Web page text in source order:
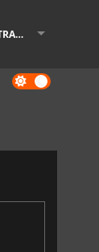
INICIAR SESIÓN O REGISTRARSE
Dark
mode